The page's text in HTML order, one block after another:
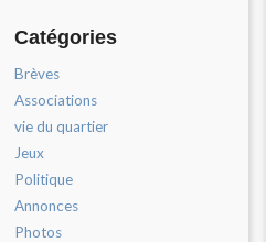
Catégories
Brèves
Associations
vie du quartier
Jeux
Politique
Annonces
Photos